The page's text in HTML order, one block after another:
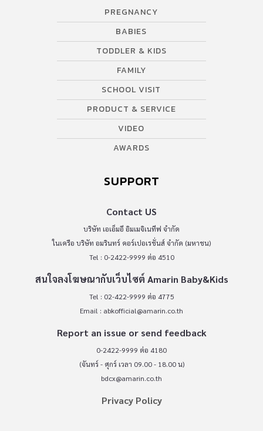
อังกฤษ) ของหนังสือพิมพ์เดลีมิร์เรอร์อีกด้วย ท่ามกลางน้ำตาแห่งความ
ซาบซึ้งของบรรดาคนที่มาร่วมงาน “เป็นเวลาที่สั้นๆเพียง 100 นาทีที่ลูก
มีชีวิตอยู่กับเรา แต่มันก็เป็นช่วงเวลาที่มีค่าที่สุด มันผ่านไปเร็วมาก” เจ
สกล่าว ที่มา : Mirror ขอบคุณข้อมูลและภาพจาก
PREGNANCY
BABIES
TODDLER & KIDS
FAMILY
SCHOOL VISIT
PRODUCT & SERVICE
VIDEO
AWARDS
SUPPORT
Contact US
บริษัท เอเอ็มอี อิมเมจิเนทีฟ จำกัด
ในเครือ บริษัท อมรินทร์ คอร์เปอเรชั่นส์ จำกัด (มหาชน)
Tel : 0-2422-9999 ต่อ 4510
สนใจลงโฆษณากับเว็บไซต์ Amarin Baby&Kids
Tel : 02-422-9999 ต่อ 4775
Email : abkofficial@amarin.co.th
Report an issue or send feedback
0-2422-9999 ต่อ 4180
(จันทร์ - ศุกร์ เวลา 09.00 - 18.00 น)
bdcx@amarin.co.th
Privacy Policy